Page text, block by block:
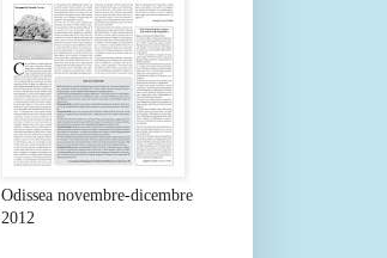
Odissea novembre-dicembre
2012